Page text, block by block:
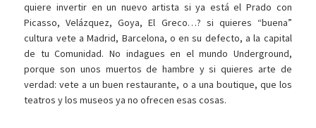
quiere invertir en un nuevo artista si ya está el Prado con
Picasso, Velázquez, Goya, El Greco…? si quieres “buena”
cultura vete a Madrid, Barcelona, o en su defecto, a la capital
de tu Comunidad. No indagues en el mundo Underground,
porque son unos muertos de hambre y si quieres arte de
verdad: vete a un buen restaurante, o a una boutique, que los
teatros y los museos ya no ofrecen esas cosas.